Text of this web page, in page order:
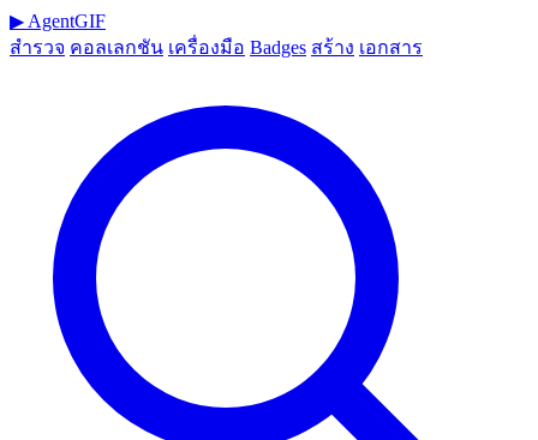
▶ AgentGIF
สำรวจ คอลเลกชัน เครื่องมือ Badges สร้าง เอกสาร